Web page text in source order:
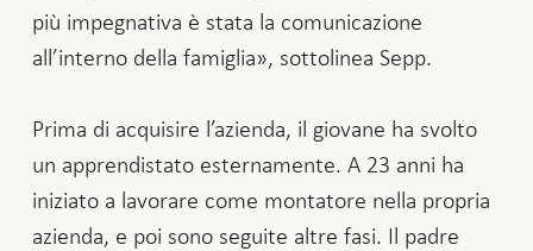
più impegnativa è stata la comunicazione
all’interno della famiglia», sottolinea Sepp.
Prima di acquisire l’azienda, il giovane ha svolto
un apprendistato esternamente. A 23 anni ha
iniziato a lavorare come montatore nella propria
azienda, e poi sono seguite altre fasi. Il padre